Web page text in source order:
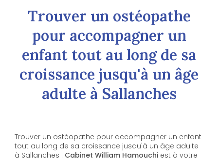
Trouver un ostéopathe
pour accompagner un
enfant tout au long de sa
croissance jusqu'à un âge
adulte à Sallanches
Trouver un ostéopathe pour accompagner un enfant
tout au long de sa croissance jusqu'à un âge adulte
à Sallanches : Cabinet William Hamouchi est à votre